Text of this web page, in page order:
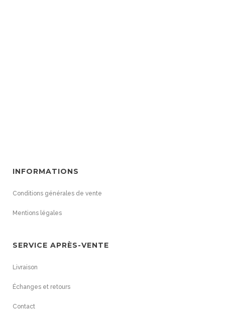
INFORMATIONS
Conditions générales de vente
Mentions légales
SERVICE APRÈS-VENTE
Livraison
Échanges et retours
Contact